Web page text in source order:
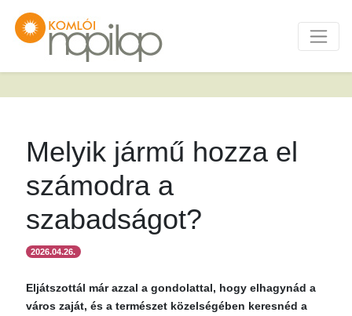
Melyik jármű hozza el
számodra a
szabadságot?
2026.04.26.
Eljátszottál már azzal a gondolattal, hogy elhagynád a
város zaját, és a természet közelségében keresnéd a